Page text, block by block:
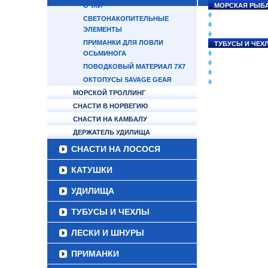
ОЧКИ
СВЕТОНАКОПИТЕЛЬНЫЕ
ЭЛЕМЕНТЫ
ПРИМАНКИ ДЛЯ ЛОВЛИ
ОСЬМИНОГА
ПОВОДКОВЫЙ МАТЕРИАЛ 7Х7
ОКТОПУСЫ SAVAGE GEAR
МОРСКОЙ ТРОЛЛИНГ
СНАСТИ В НОРВЕГИЮ
СНАСТИ НА КАМБАЛУ
ДЕРЖАТЕЛЬ УДИЛИЩА
СНАСТИ НА ЛОСОСЯ
КАТУШКИ
УДИЛИЩА
ТУБУСЫ И ЧЕХЛЫ
ЛЕСКИ И ШНУРЫ
ПРИМАНКИ
МОРСКАЯ
ТУБУСЫ И